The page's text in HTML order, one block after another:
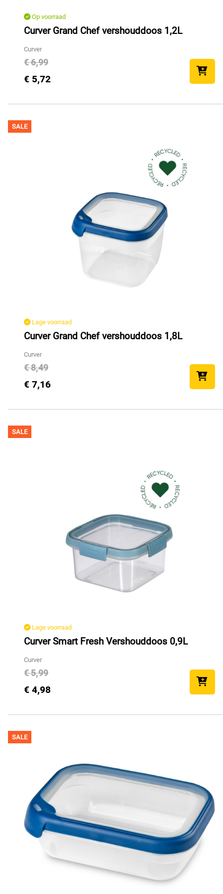
Op voorraad
Curver Grand Chef vershouddoos 1,2L
Curver
€ 6,99
€ 5,72
SALE
Lage voorraad
Curver Grand Chef vershouddoos 1,8L
Curver
€ 8,49
€ 7,16
SALE
Lage voorraad
Curver Smart Fresh Vershouddoos 0,9L
Curver
€ 5,99
€ 4,98
SALE